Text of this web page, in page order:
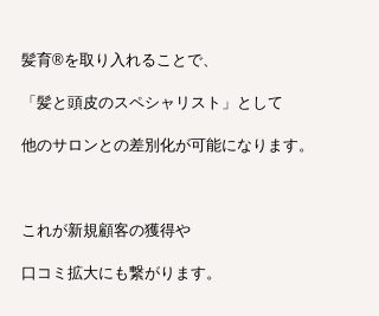
髪育®︎を取り入れることで、
「髪と頭皮のスペシャリスト」として
他のサロンとの差別化が可能になります。
これが新規顧客の獲得や
口コミ拡大にも繋がります。